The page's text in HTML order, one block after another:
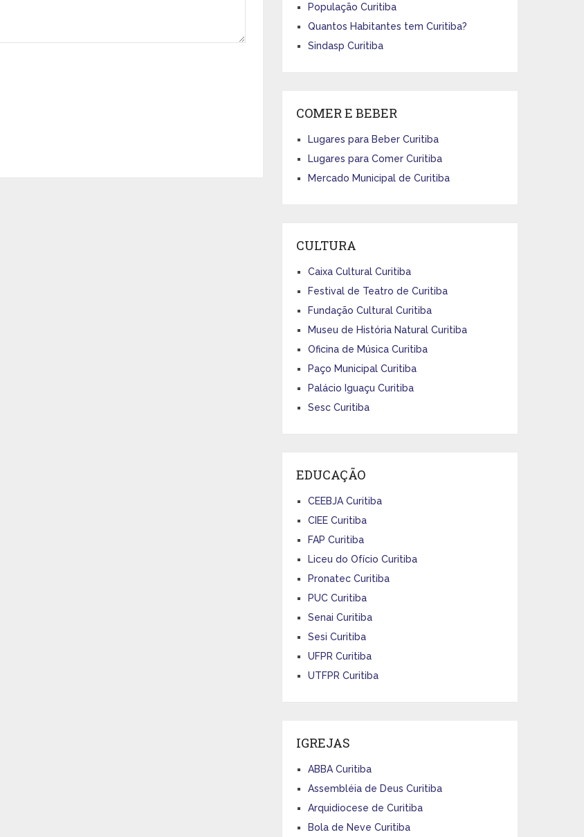
População Curitiba
Quantos Habitantes tem Curitiba?
Sindasp Curitiba
COMER E BEBER
Lugares para Beber Curitiba
Lugares para Comer Curitiba
Mercado Municipal de Curitiba
CULTURA
Caixa Cultural Curitiba
Festival de Teatro de Curitiba
Fundação Cultural Curitiba
Museu de História Natural Curitiba
Oficina de Música Curitiba
Paço Municipal Curitiba
Palácio Iguaçu Curitiba
Sesc Curitiba
EDUCAÇÃO
CEEBJA Curitiba
CIEE Curitiba
FAP Curitiba
Liceu do Ofício Curitiba
Pronatec Curitiba
PUC Curitiba
Senai Curitiba
Sesi Curitiba
UFPR Curitiba
UTFPR Curitiba
IGREJAS
ABBA Curitiba
Assembléia de Deus Curitiba
Arquidiocese de Curitiba
Bola de Neve Curitiba